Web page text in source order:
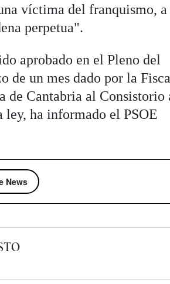
víctima del franquismo,
perpetua".
aprobado en el Pleno del
de un mes dado por la
de Cantabria al Consistorio
ha informado el PSOE
News